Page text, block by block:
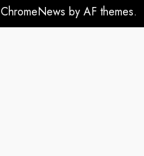
ChromeNews by AF themes.